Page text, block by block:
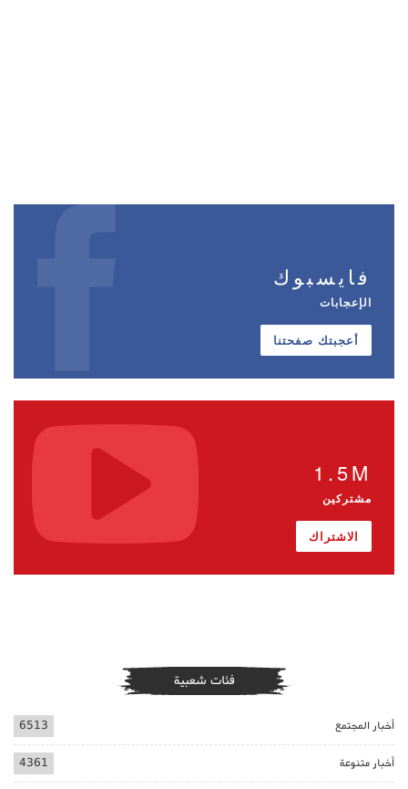
فايسبوك
الإعجابات
أعجبتك صفحتنا
1.5M
مشتركين
الاشتراك
فئات شعبية
أخبار المجتمع 6513
أخبار متنوعة 4361